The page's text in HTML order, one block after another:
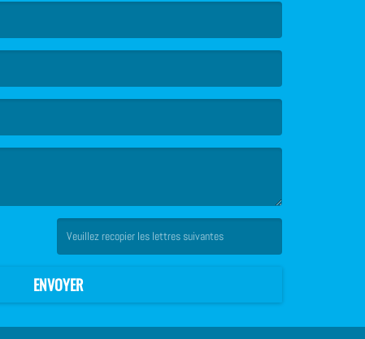
ENVOYER